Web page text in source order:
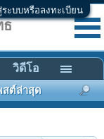
ระบบหรือลงทะเบียน
ธ
สต์ล่าสุด
วิดีโอ